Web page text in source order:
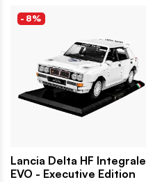
-8%
Lancia Delta HF Integrale
EVO - Executive Edition